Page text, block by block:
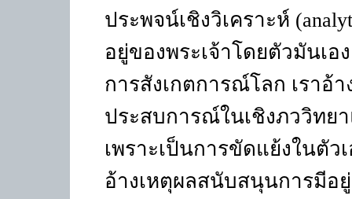
ประพจน์เชิงวิเคราะห์
อยู่ของพระเจ้าโดยตัวมันเ
การสังเกตการณ์โลก เราอ้
ประสบการณ์ในเชิงภววิทย
เพราะเป็นการขัดแย้งในตัว
อ้างเหตุผลสนับสนุนการมีอ